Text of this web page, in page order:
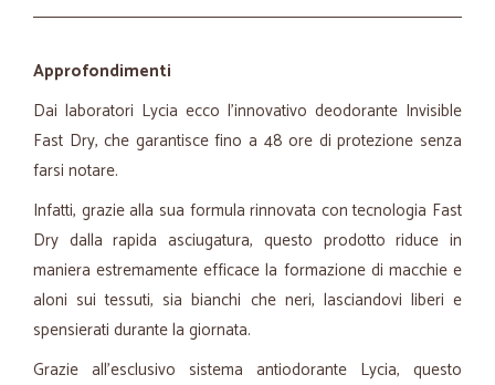
Approfondimenti
Dai laboratori Lycia ecco l'innovativo deodorante Invisible
Fast Dry, che garantisce fino a 48 ore di protezione senza
farsi notare.
Infatti, grazie alla sua formula rinnovata con tecnologia Fast
Dry dalla rapida asciugatura, questo prodotto riduce in
maniera estremamente efficace la formazione di macchie e
aloni sui tessuti, sia bianchi che neri, lasciandovi liberi e
spensierati durante la giornata.
Grazie all'esclusivo sistema antiodorante Lycia, questo